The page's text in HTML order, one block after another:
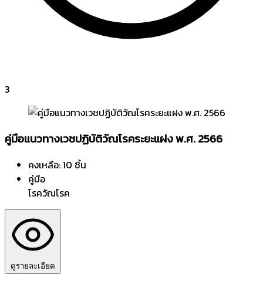
3
คู่มือแนวทางเวชปฏิบัติวัณโรคระยะแฝง พ.ศ. 2566
คงเหลือ: 10 ชิ้น
คู่มือ
โรควัณโรค
ดูรายละเอียด